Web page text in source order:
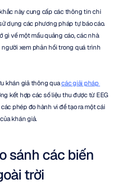
này cung cấp các thông tin chi
dụng các phương pháp tự báo cáo.
gì về một mẩu quảng cáo, các nhà
xem phản hồi trong quá trình
khán giả thông qua các giải pháp
kết hợp các số liệu thu được từ EEG
phép đo hành vi để tạo ra một cái
khán giả.
sánh các biến
trời